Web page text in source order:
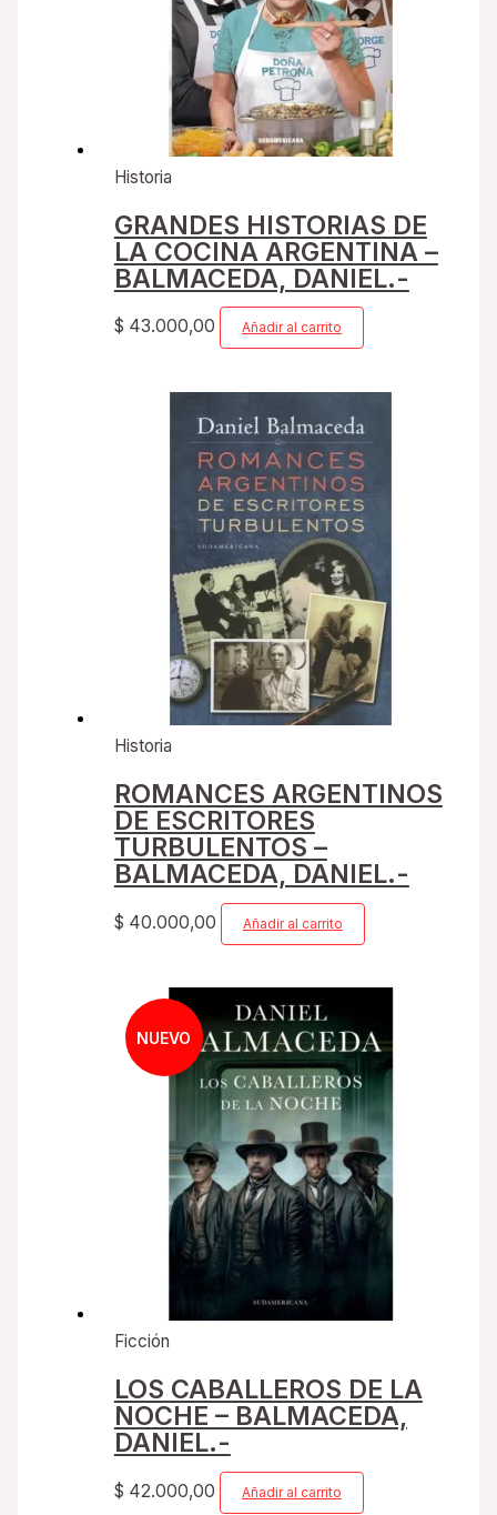
Historia
GRANDES HISTORIAS DE
LA COCINA ARGENTINA –
BALMACEDA, DANIEL.-
$ 43.000,00 Añadir al carrito
Historia
ROMANCES ARGENTINOS
DE ESCRITORES
TURBULENTOS –
BALMACEDA, DANIEL.-
$ 40.000,00 Añadir al carrito
NUEVO
Ficción
LOS CABALLEROS DE LA
NOCHE – BALMACEDA,
DANIEL.-
$ 42.000,00 Añadir al carrito